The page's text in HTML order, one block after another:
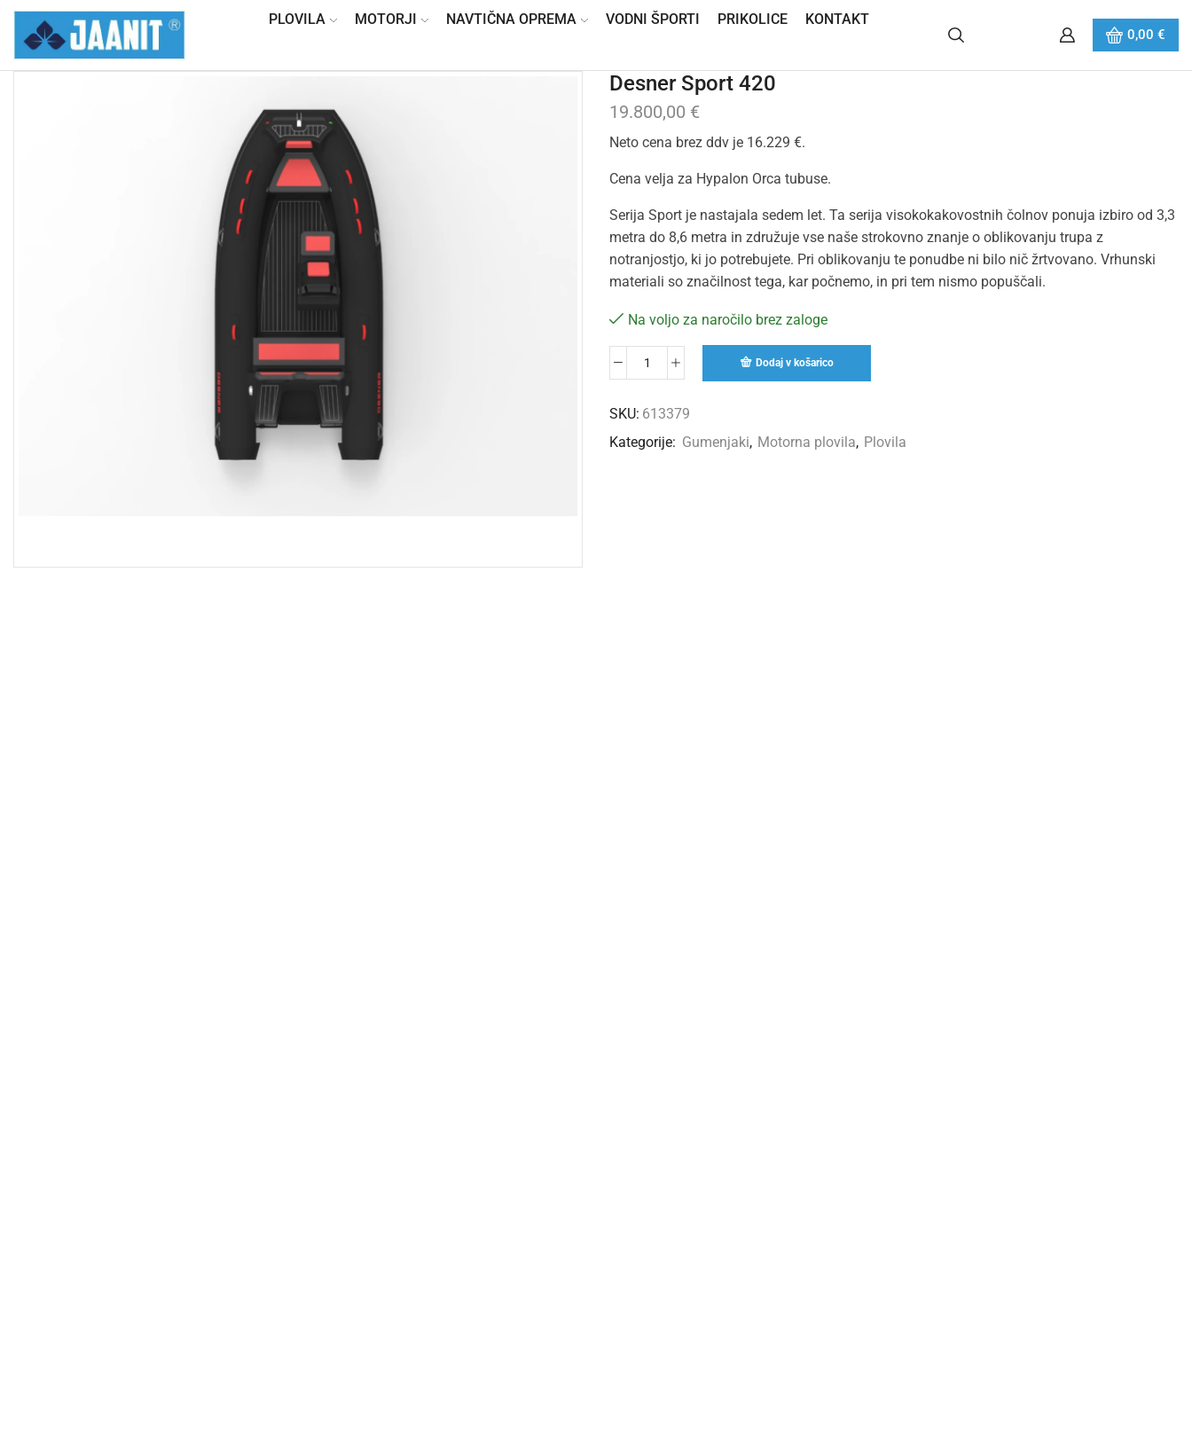
PLOVILA MOTORJI NAVTIČNA OPREMA VODNI ŠPORTI PRIKOLICE KONTAKT
0,00 €
Desner Sport 420
19.800,00 €
Neto cena brez ddv je 16.229 €.
Cena velja za Hypalon Orca tubuse.
Serija Sport je nastajala sedem let. Ta serija visokokakovostnih čolnov ponuja izbiro od 3,3
metra do 8,6 metra in združuje vse naše strokovno znanje o oblikovanju trupa z
notranjostjo, ki jo potrebujete. Pri oblikovanju te ponudbe ni bilo nič žrtvovano. Vrhunski
materiali so značilnost tega, kar počnemo, in pri tem nismo popuščali.
Na voljo za naročilo brez zaloge
Dodaj v košarico
SKU: 613379
Kategorije: Gumenjaki, Motorna plovila, Plovila